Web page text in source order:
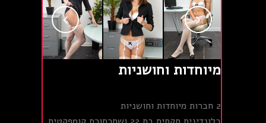
מיוחדות וחושניות
2 חברות מיוחדות וחושניות